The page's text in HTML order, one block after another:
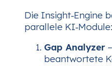
Die Insight‑Engine
parallele KI‑Module:
Gap Analyzer
beantwortete